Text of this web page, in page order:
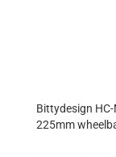
Bittydesign
225mm